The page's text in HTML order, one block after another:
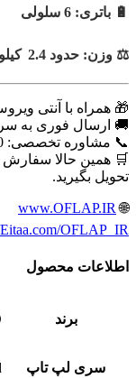
🔋 باتری: 6 سلولی
⚖️ وزن: حدود 2.4 کیلو گرم
🎁 همراه با آنتی
🚚 ارسال فوری به
📞 مشاوره تخصصی: 09023137040
🛒 همین حالا سفارش
تحویل بگیرید.
🌐
www.OFLAP.IR
OFLAP_IR
اطلاعات محصول
برند
سری لپ تاپ